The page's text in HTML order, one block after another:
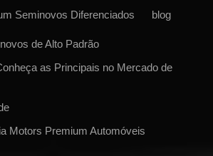
Seminovos Diferenciados blog
de Alto Padrão
as Principais no Mercado de
Motors Premium Automóveis